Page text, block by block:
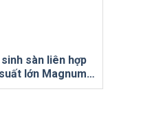
sàn liên hợp
lớn Magnum